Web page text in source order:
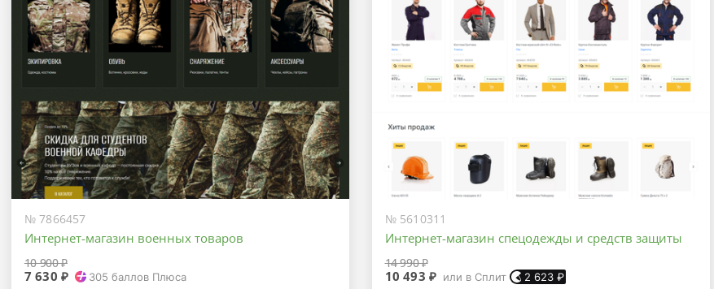
№ 7866457
Интернет-магазин военных товаров
10 900 ₽
7 630 ₽ 305 баллов Плюса
№ 5610311
Интернет-магазин спецодежды и средств защиты
14 990 ₽
10 493 ₽ или в Сплит 2 623 ₽